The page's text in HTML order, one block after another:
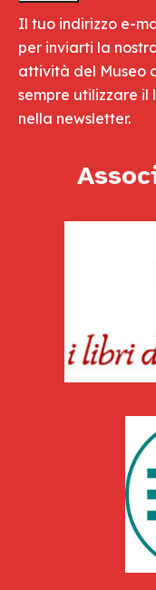
Il tuo indirizzo e-
per inviarti la
attività del Museo
sempre utilizzare il
nella newsletter.